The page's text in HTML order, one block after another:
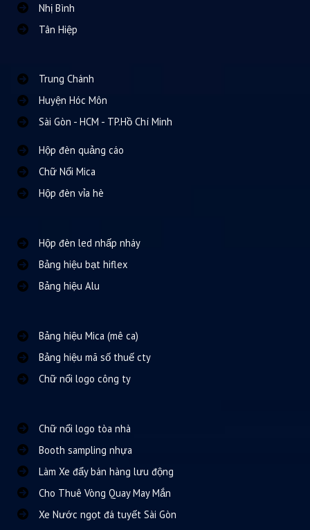
Nhị Bình
Tân Hiệp
Trung Chánh
Huyện Hóc Môn
Sài Gòn - HCM - TP.Hồ Chí Minh
Hộp đèn quảng cáo
Chữ Nổi Mica
Hộp đèn vỉa hè
Hộp đèn led nhấp nháy
Bảng hiệu bạt hiflex
Bảng hiệu Alu
Bảng hiệu Mica (mê ca)
Bảng hiệu mã số thuế cty
Chữ nổi logo công ty
Chữ nổi logo tòa nhà
Booth sampling nhựa
Làm Xe đẩy bán hàng lưu động
Cho Thuê Vòng Quay May Mắn
Xe Nước ngọt đá tuyết Sài Gòn